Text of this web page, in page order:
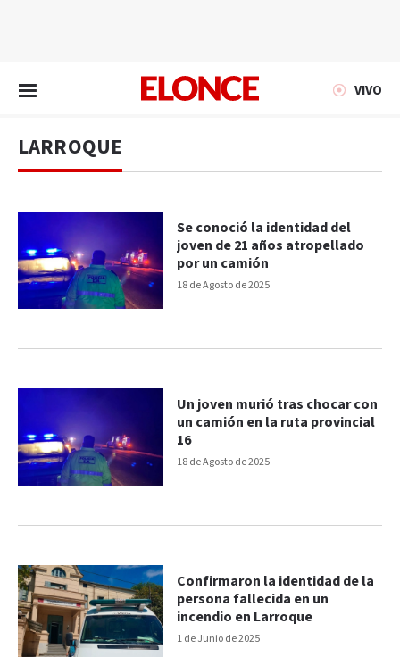
VIVO
LARROQUE
18 de Agosto de 2025
Se conoció la identidad del
joven de 21 años atropellado
por un camión
18 de Agosto de 2025
Un joven murió tras chocar con
un camión en la ruta provincial
16
1 de Junio de 2025
Confirmaron la identidad de la
persona fallecida en un
incendio en Larroque